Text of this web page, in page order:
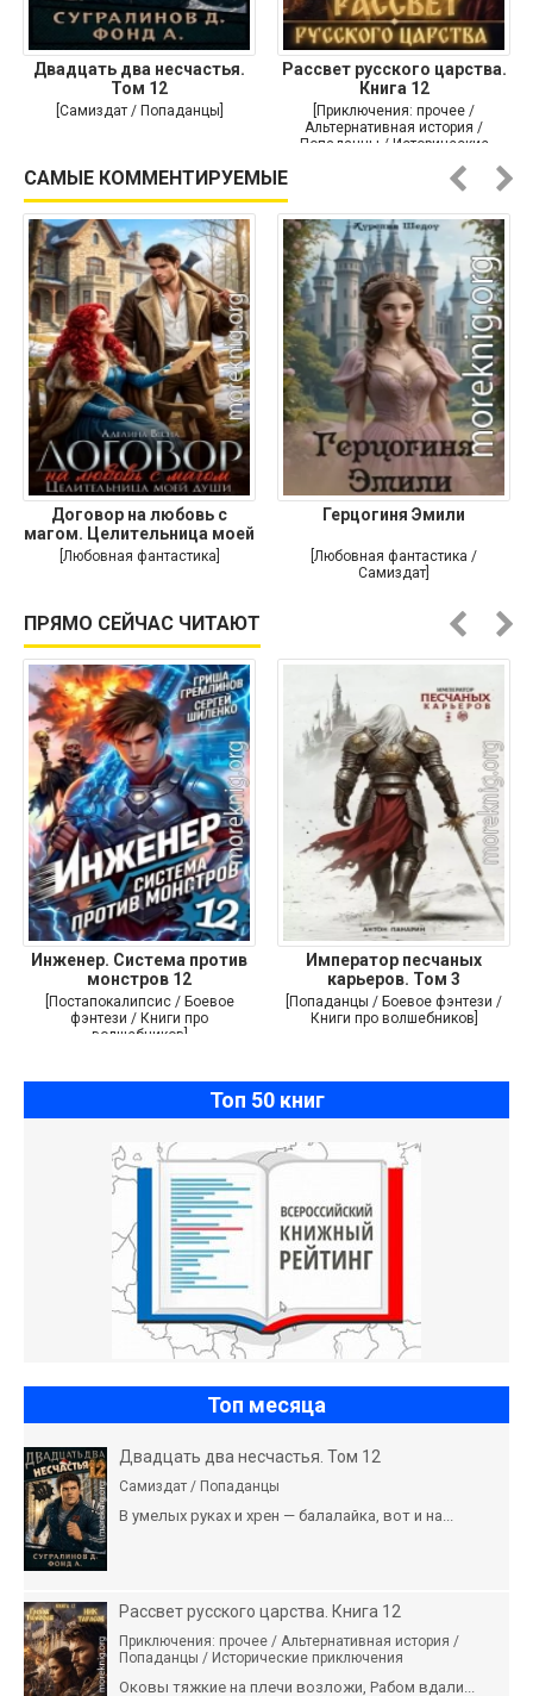
Двадцать два несчастья.
Том 12
[Самиздат / Попаданцы]
Рассвет русского царства.
Книга 12
[Приключения: прочее /
Альтернативная история /
Попаданцы / Исторические
САМЫЕ КОММЕНТИРУЕМЫЕ
Договор на любовь с
магом. Целительница моей
души
[Любовная фантастика]
Герцогиня Эмили
[Любовная фантастика /
Самиздат]
ПРЯМО СЕЙЧАС ЧИТАЮТ
Инженер. Система против
монстров 12
[Постапокалипсис / Боевое
фэнтези / Книги про
волшебников]
Император песчаных
карьеров. Том 3
[Попаданцы / Боевое фэнтези /
Книги про волшебников]
Топ 50 книг
Топ месяца
Двадцать два несчастья. Том 12
Самиздат / Попаданцы
В умелых руках и хрен — балалайка, вот и на...
Рассвет русского царства. Книга 12
Приключения: прочее / Альтернативная история /
Попаданцы / Исторические приключения
Оковы тяжкие на плечи возложи, Рабом вдали...